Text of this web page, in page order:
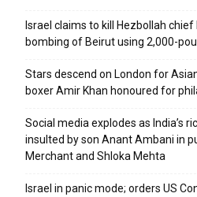
Israel claims to kill Hezbollah
bombing of Beirut using 2,000-
Stars descend on London for
boxer Amir Khan honoured for
Social media explodes as India’s
insulted by son Anant Ambani in
Merchant and Shloka Mehta
Israel in panic mode; orders US